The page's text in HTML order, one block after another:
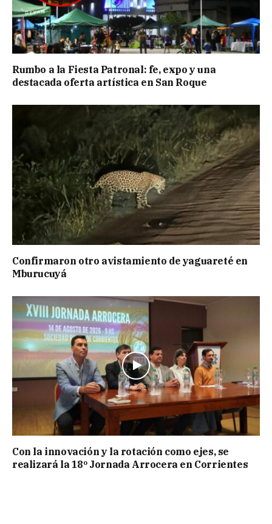
Rumbo a la Fiesta Patronal: fe, expo y una
destacada oferta artística en San Roque
Confirmaron otro avistamiento de yaguareté en
Mburucuyá
Con la innovación y la rotación como ejes, se
realizará la 18º Jornada Arrocera en Corrientes